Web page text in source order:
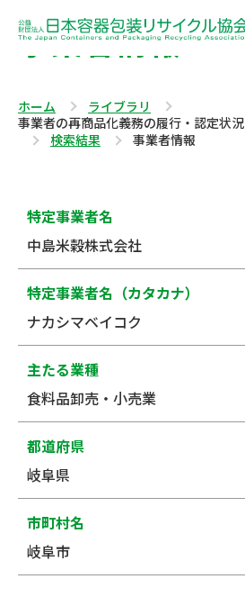
事業者情報
ホーム
ライブラリ
事業者の再商品化義務の履行・認定状況
検索結果
事業者情報
特定事業者名
中島米穀株式会社
特定事業者名（カタカナ）
ナカシマベイコク
主たる業種
食料品卸売・小売業
都道府県
岐阜県
市町村名
岐阜市